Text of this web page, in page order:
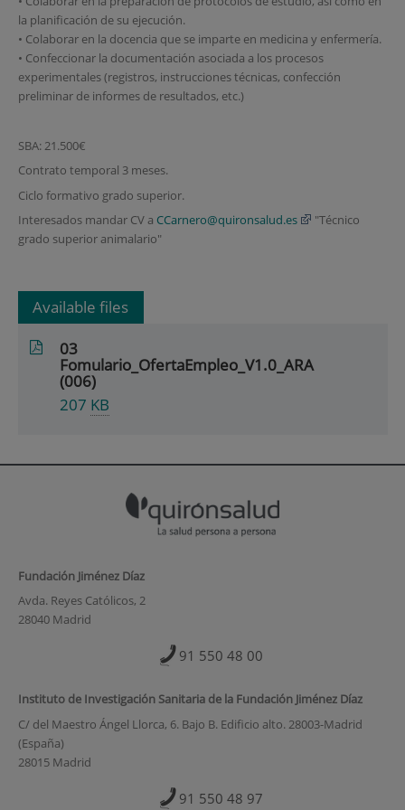
la planificación de su ejecución.
• Colaborar en la docencia que se imparte en medicina y enfermería.
• Confeccionar la documentación asociada a los procesos
experimentales (registros, instrucciones técnicas, confección
preliminar de informes de resultados, etc.)
SBA: 21.500€
Contrato temporal 3 meses.
Ciclo formativo grado superior.
Interesados mandar CV a CCarnero@quironsalud.es
"Técnico
grado superior animalario"
Available files
03
Fomulario_OfertaEmpleo_V1.0_ARA
(006)
207 KB
Fundación Jiménez Díaz
Avda. Reyes Católicos, 2
28040 Madrid
91 550 48 00
Instituto de Investigación Sanitaria de la Fundación Jiménez Díaz
C/ del Maestro Ángel Llorca, 6. Bajo B. Edificio alto. 28003-Madrid
(España)
28015 Madrid
91 550 48 97